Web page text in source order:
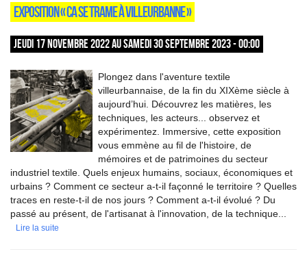
EXPOSITION « CA SE TRAME À VILLEURBANNE »
JEUDI 17 NOVEMBRE 2022 AU SAMEDI 30 SEPTEMBRE 2023 - 00:00
Plongez dans l'aventure textile
villeurbannaise, de la fin du XIXème siècle à
aujourd’hui. Découvrez les matières, les
techniques, les acteurs... observez et
expérimentez. Immersive, cette exposition
vous emmène au fil de l'histoire, de
mémoires et de patrimoines du secteur
industriel textile. Quels enjeux humains, sociaux, économiques et
urbains ? Comment ce secteur a-t-il façonné le territoire ? Quelles
traces en reste-t-il de nos jours ? Comment a-t-il évolué ? Du
passé au présent, de l'artisanat à l'innovation, de la technique...
Lire la suite